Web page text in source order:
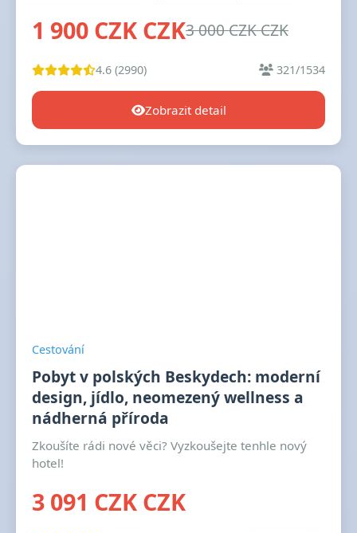
1 900 CZK CZK3 000 CZK CZK
4.6 (2990) 321/1534
Zobrazit detail
Cestování
Pobyt v polských Beskydech: moderní
design, jídlo, neomezený wellness a
nádherná příroda
Zkoušíte rádi nové věci? Vyzkoušejte tenhle nový
hotel!
3 091 CZK CZK